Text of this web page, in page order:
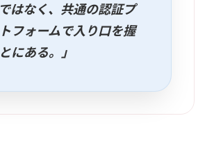
はなく、共通の認証プ
フォームで入り口を握
にある。」